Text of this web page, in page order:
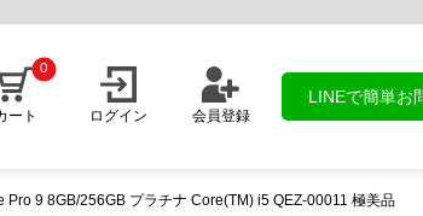
ート
0
ログイン 会員登録
LINEで簡単お
Pro 9 8GB/256GB プラチナ Core(TM) i5 QEZ-00011 極美品